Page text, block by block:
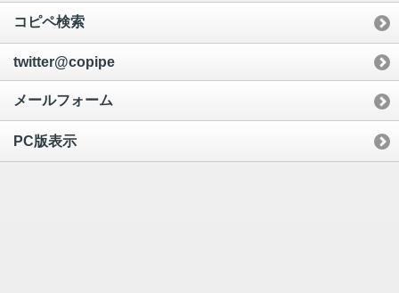
コピペ検索
twitter@copipe
メールフォーム
PC版表示